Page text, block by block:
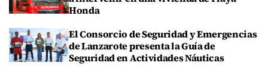
Honda
El Consorcio de Seguridad y Emergencias
de Lanzarote presenta la Guía de
Seguridad en Actividades Náuticas